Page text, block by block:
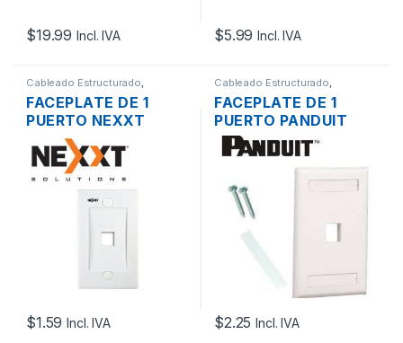
$19.99 Incl. IVA $5.99 Incl. IVA
Cableado Estructurado
Canaletas para Cableado y
Accesorios
FACEPLATE DE 1
PUERTO NEXXT
AW160NXT01
BLANCO TAPA PARA
CAJA SOBREPUESTA
$1.59 Incl. IVA
Cableado Estructurado
Canaletas para Cableado y
Accesorios
FACEPLATE DE 1
PUERTO PANDUIT
NK1FIWY BLANCO
TAPA PARA CAJA
SOBREPUESTA
$2.25 Incl. IVA